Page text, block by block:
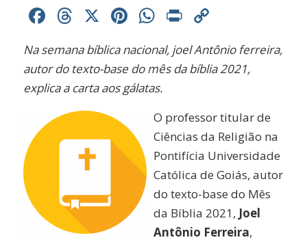
Facebook
Threads
X Pinterest
WhatsApp
Print
Link
Na semana bíblica nacional, joel Antônio ferreira,
autor do texto-base do mês da bíblia 2021,
explica a carta aos gálatas.
O professor titular de
Ciências da Religião na
Pontifícia Universidade
Católica de Goiás, autor
do texto-base do Mês
da Bíblia 2021, Joel
Antônio Ferreira,